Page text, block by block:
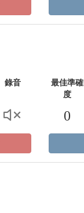
錄音
最佳準確
度
0